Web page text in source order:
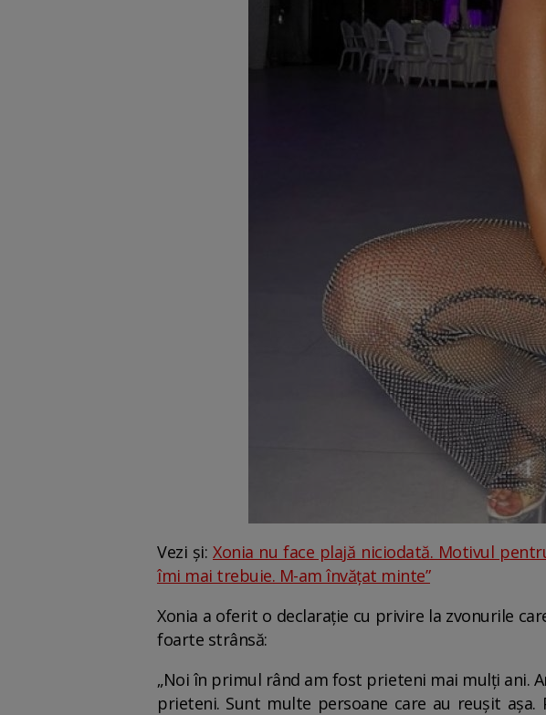
Vezi și: Xonia nu face plajă niciodată. Motivul
îmi mai trebuie. M-am învățat minte”
Xonia a oferit o declarație cu privire la zvonurile
foarte strânsă:
„Noi în primul rând am fost prieteni mai mulți ani.
prieteni. Sunt multe persoane care au reușit